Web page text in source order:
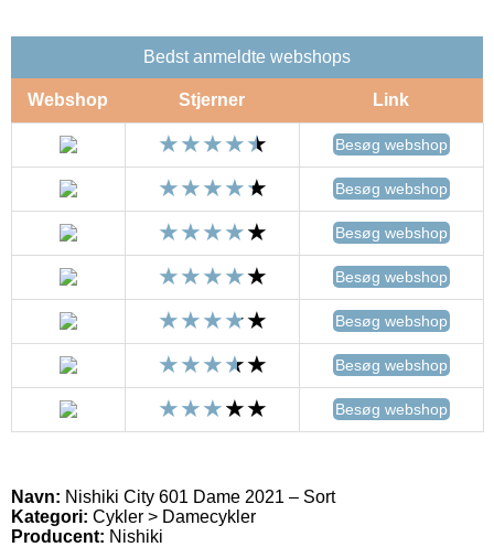
Bedst anmeldte webshops
Webshop Stjerner Link
Besøg webshop
Besøg webshop
Besøg webshop
Besøg webshop
Besøg webshop
Besøg webshop
Besøg webshop
Navn: Nishiki City 601 Dame 2021 – Sort
Kategori: Cykler > Damecykler
Producent: Nishiki